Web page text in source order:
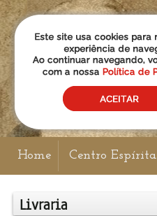
Home Centro Espírita
Livraria